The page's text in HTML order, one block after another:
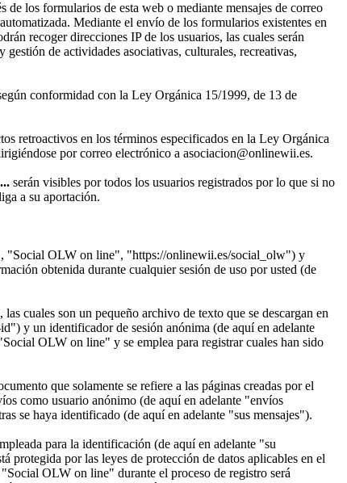
los formularios de esta web o mediante mensajes de correo
Mediante el envío de los formularios existentes en
recoger direcciones IP de los usuarios, las cuales serán
de actividades asociativas, culturales, recreativas,
conformidad con la Ley Orgánica 15/1999, de 13 de
retroactivos en los términos especificados en la Ley Orgánica
por correo electrónico a asociacion@onlinewii.es.
serán visibles por todos los usuarios registrados por lo que si no
a su aportación.
"Social OLW on line", "https://onlinewii.es/social_olw") y
obtenida durante cualquier sesión de uso por usted (de
cuales son un pequeño archivo de texto que se descargan en
y un identificador de sesión anónima (de aquí en adelante
OLW on line" y se emplea para registrar cuales han sido
que solamente se refiere a las páginas creadas por el
como usuario anónimo (de aquí en adelante "envíos
se haya identificado (de aquí en adelante "sus mensajes").
para la identificación (de aquí en adelante "su
por las leyes de protección de datos aplicables en el
OLW on line" durante el proceso de registro será